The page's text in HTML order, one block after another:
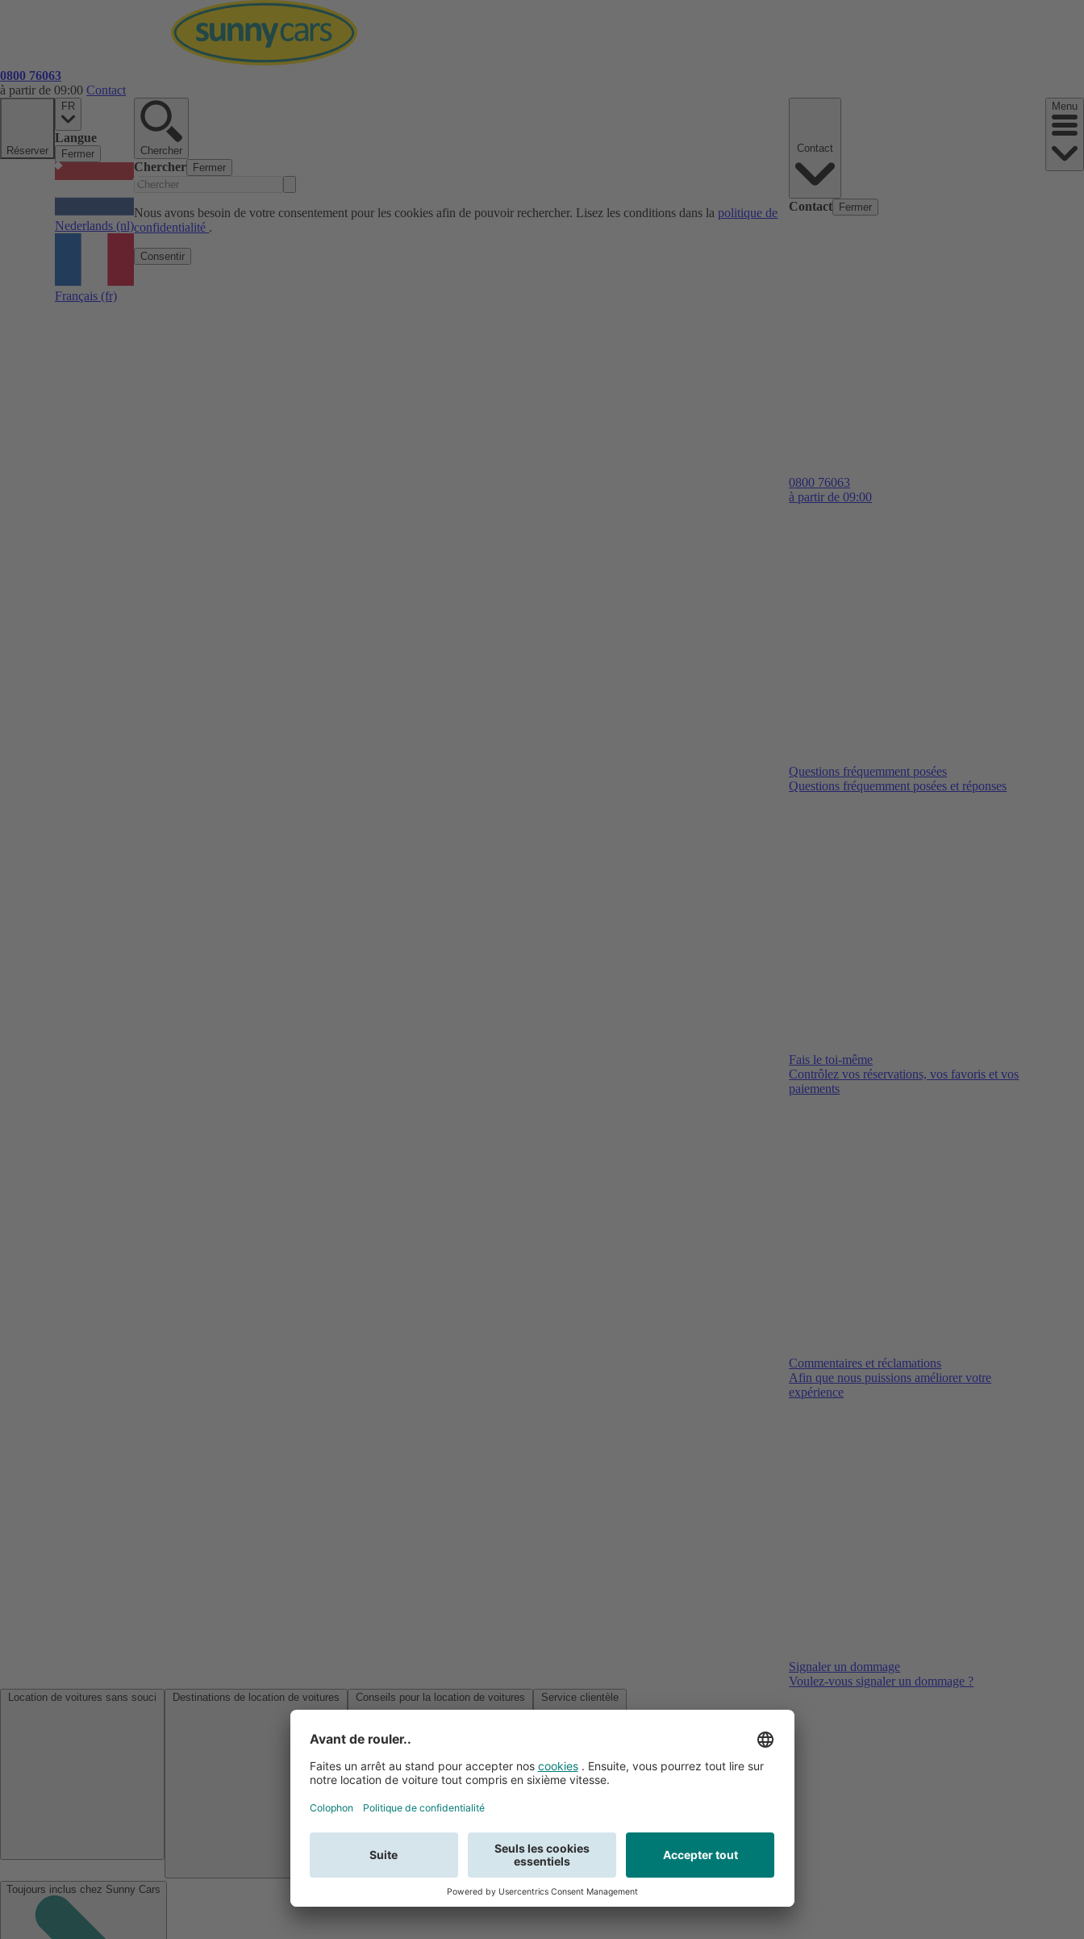
0800 76063
à partir de 09:00 Contact
Réserver
FR
Langue
Fermer
Nederlands (nl)
Français (fr)
Chercher
Chercher Fermer
Nous avons besoin de votre consentement pour les cookies afin de pouvoir rechercher. Lisez les conditions dans la politique de
confidentialité .
Consentir
Contact Fermer
0800 76063
à partir de 09:00
Questions fréquemment posées
Questions fréquemment posées et réponses
Fais le toi-même
Contrôlez vos réservations, vos favoris et vos
paiements
Commentaires et réclamations
Afin que nous puissions améliorer votre
expérience
Signaler un dommage
Voulez-vous signaler un dommage ?
Menu
Toujours inclus chez Sunny Cars